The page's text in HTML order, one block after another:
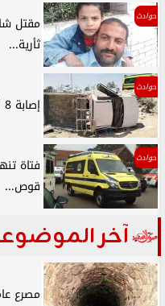
حوادث
مقتل
ثأرية...
حوادث
إصابة 8 أشخاص في تصادم سيارة ربع...
حوادث
فتاة
قوص...
آخر
مصرع